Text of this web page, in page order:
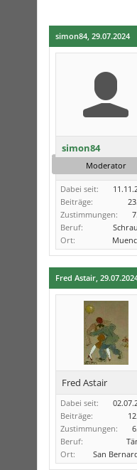
simon84 29.07.2024
simon84
Moderator
Dabei seit:
Beiträge:
Zustimmungen:
Beruf:
Ort:
Fred Astair
Fred Astair
Dabei seit:
Beiträge:
Zustimmungen:
Beruf:
Ort:
San